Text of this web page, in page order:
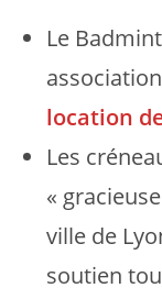
Le
location
Les
«
ville de
soutien